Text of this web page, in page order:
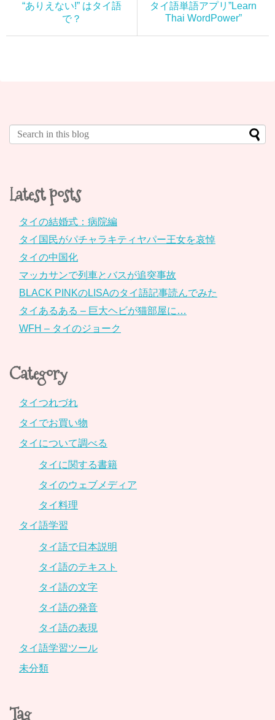
“ありえない!” はタイ語
で？
タイ語単語アプリ”Learn
Thai WordPower”
Latest posts
タイの結婚式：病院編
タイ国民がパチャラキティヤパー王女を哀悼
タイの中国化
マッカサンで列車とバスが追突事故
BLACK PINKのLISAのタイ語記事読んでみた
タイあるある – 巨大ヘビが猫部屋に…
WFH – タイのジョーク
Category
タイつれづれ
タイでお買い物
タイについて調べる
タイに関する書籍
タイのウェブメディア
タイ料理
タイ語学習
タイ語で日本説明
タイ語のテキスト
タイ語の文字
タイ語の発音
タイ語の表現
タイ語学習ツール
未分類
Tag